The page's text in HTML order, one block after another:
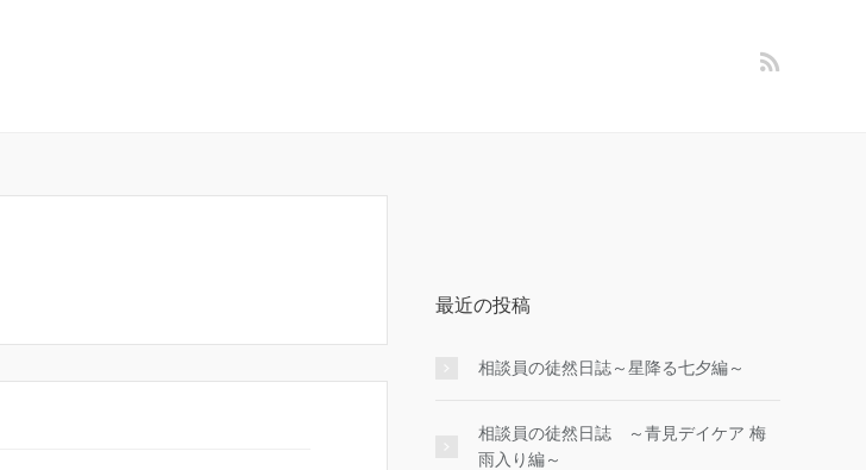
最近の投稿
相談員の徒然日誌～星降る七夕編～
相談員の徒然日誌 ～青見デイケア 梅
雨入り編～